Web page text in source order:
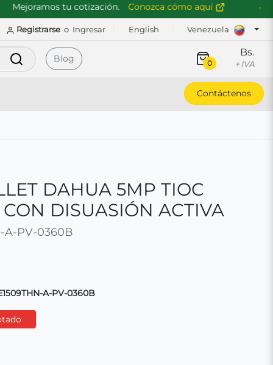
tu cotización. Conozca cómo aquí
Registrarse o Ingresar English Venezuela
Buscar Blog 0
Bs.
+ IVA
Contáctenos
DAHUA 5MP TIOC
CON DISUASIÓN ACTIVA
A-PV-0360B
A-PV-0360B